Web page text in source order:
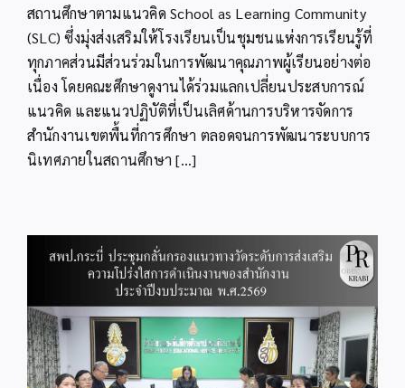
ศึกษา
สถานศึกษาตามแนวคิด School as Learning Community
(SLC) ซึ่งมุ่งส่งเสริมให้โรงเรียนเป็นชุมชนแห่งการเรียนรู้ที่
ทุกภาคส่วนมีส่วนร่วมในการพัฒนาคุณภาพผู้เรียนอย่างต่อ
เนื่อง โดยคณะศึกษาดูงานได้ร่วมแลกเปลี่ยนประสบการณ์
แนวคิด และแนวปฏิบัติที่เป็นเลิศด้านการบริหารจัดการ
สำนักงานเขตพื้นที่การศึกษา ตลอดจนการพัฒนาระบบการ
นิเทศภายในสถานศึกษา [...]